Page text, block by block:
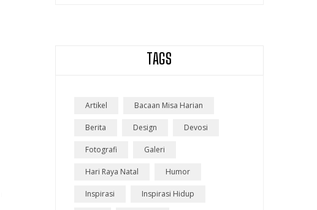
TAGS
Artikel Bacaan Misa Harian
Berita Design Devosi
Fotografi Galeri
Hari Raya Natal Humor
Inspirasi Inspirasi Hidup